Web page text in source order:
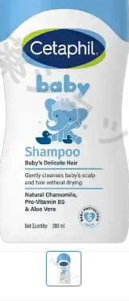
お薬ショップ